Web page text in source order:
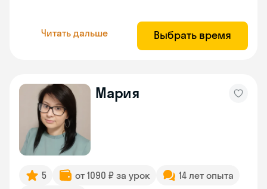
Читать дальше Выбрать время
Мария
5 от 1090 ₽ за урок
14 лет опыта